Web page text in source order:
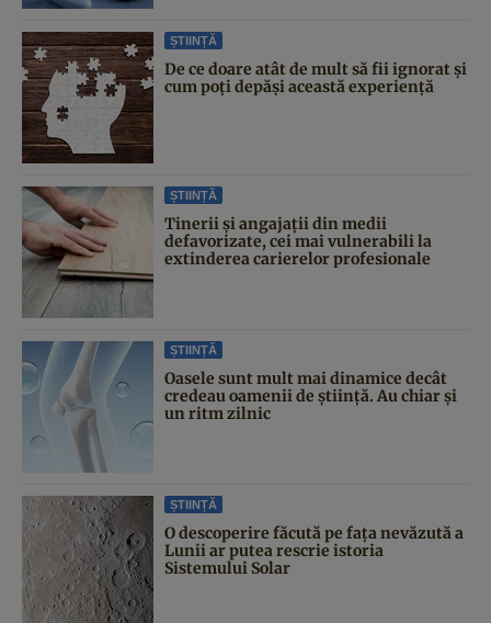
ȘTIINȚĂ
De ce doare atât de mult să fii ignorat și
cum poți depăși această experiență
ȘTIINȚĂ
Tinerii și angajații din medii
defavorizate, cei mai vulnerabili la
extinderea carierelor profesionale
ȘTIINȚĂ
Oasele sunt mult mai dinamice decât
credeau oamenii de știință. Au chiar și
un ritm zilnic
ȘTIINȚĂ
O descoperire făcută pe fața nevăzută a
Lunii ar putea rescrie istoria
Sistemului Solar